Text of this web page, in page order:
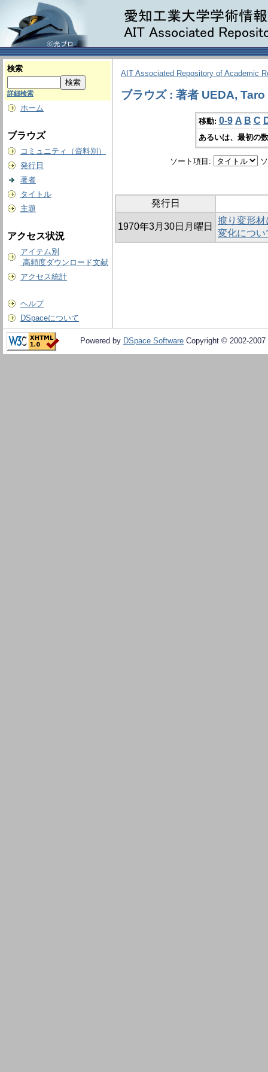
検索
詳細検索
ホーム
ブラウズ
コミュニティ（資料別）
発行日
著者
タイトル
主題
アクセス状況
アイテム別
高頻度ダウンロード文献
アクセス統計
ヘルプ
DSpaceについて
AIT Associated Repository of Academic
ブラウズ : 著者 UEDA, Taro
移動: 0-9 A B C
あるいは、最初の
ソート項目:
発行日
1970年3月30日月曜日
捩り変形
変化につ
Powered by DSpace Software Copyright © 2002-2007